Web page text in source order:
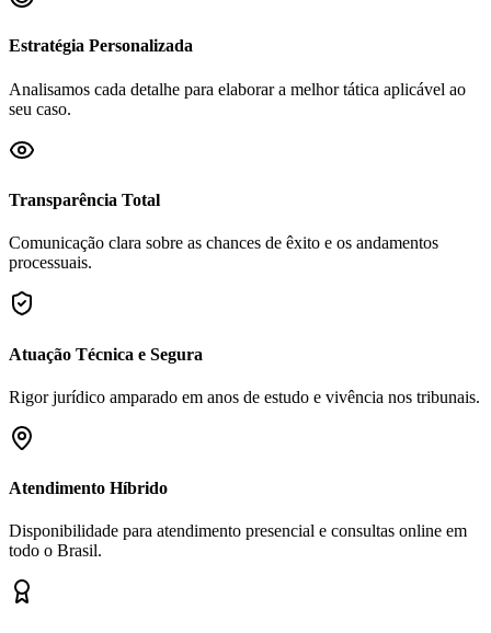
Estratégia Personalizada
Analisamos cada detalhe para elaborar a melhor tática aplicável ao
seu caso.
Transparência Total
Comunicação clara sobre as chances de êxito e os andamentos
processuais.
Atuação Técnica e Segura
Rigor jurídico amparado em anos de estudo e vivência nos tribunais.
Atendimento Híbrido
Disponibilidade para atendimento presencial e consultas online em
todo o Brasil.